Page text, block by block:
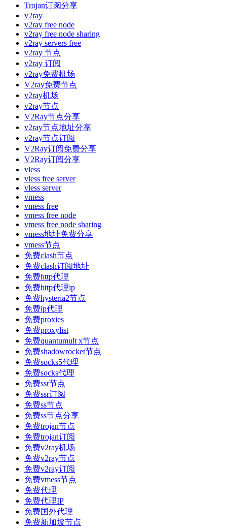
Trojan订阅分享
v2ray
v2ray free node
v2ray free node sharing
v2ray servers free
v2ray 节点
v2ray 订阅
v2ray免费机场
V2ray免费节点
v2ray机场
v2ray节点
V2Ray节点分享
v2ray节点地址分享
v2ray节点订阅
V2Ray订阅免费分享
V2Ray订阅分享
vless
vless free server
vless server
vmess
vmess free
vmess free node
vmess free node sharing
vmess地址免费分享
vmess节点
免费clash节点
免费clash订阅地址
免费http代理
免费http代理ip
免费hysteria2节点
免费ip代理
免费proxies
免费proxylist
免费quantumult x节点
免费shadowrocket节点
免费socks5代理
免费socks代理
免费ssr节点
免费ssr订阅
免费ss节点
免费ss节点分享
免费trojan节点
免费trojan订阅
免费v2ray机场
免费v2ray节点
免费v2ray订阅
免费vmess节点
免费代理
免费代理IP
免费国外代理
免费新加坡节点